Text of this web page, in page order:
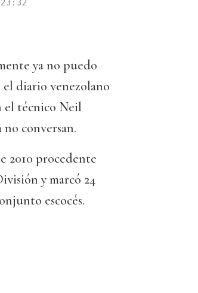
ya no puedo
el diario venezolano
el técnico Neil
conversan.
2010 procedente
y marcó 24
escocés.